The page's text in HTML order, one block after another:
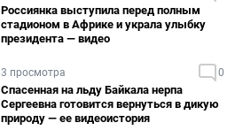
Россиянка выступила перед полным
стадионом в Африке и украла улыбку
президента — видео
3 просмотра 0
Спасенная на льду Байкала нерпа
Сергеевна готовится вернуться в дикую
природу — ее видеоистория